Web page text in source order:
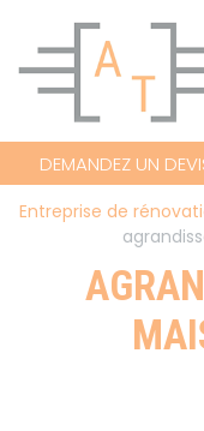
DEMANDEZ UN
Entreprise de